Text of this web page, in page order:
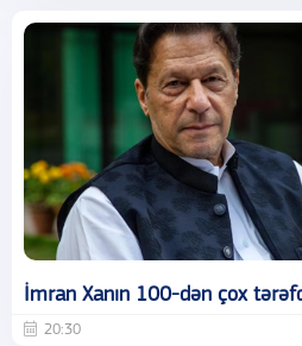
İmran Xanın 100-dən çox
20:30